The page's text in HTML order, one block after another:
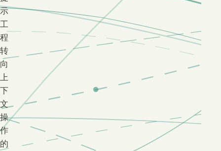
示
工
程
转
向
上
下
文
操
作
的